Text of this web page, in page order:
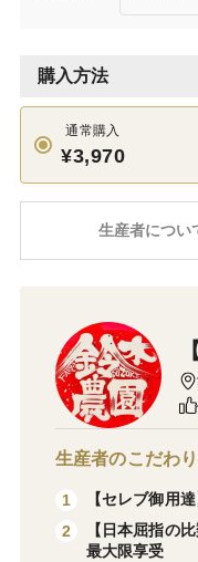
購入方法
通常購入
¥3,970
生産者につい
生産者のこだわり
1
【セレブ御用
2
【日本屈指の
最大限享受